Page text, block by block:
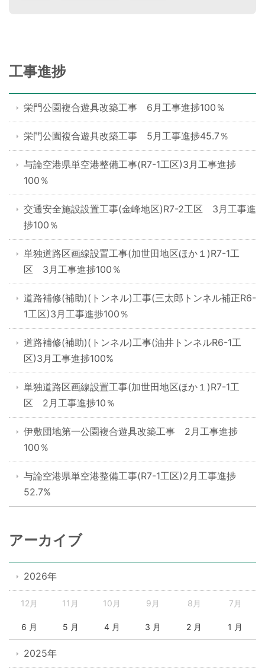
工事進捗
栄門公園複合遊具改築工事 6月工事進捗100％
栄門公園複合遊具改築工事 5月工事進捗45.7％
与論空港県単空港整備工事(R7-1工区)3月工事進捗
100％
交通安全施設設置工事(金峰地区)R7-2工区 3月工事進
捗100％
単独道路区画線設置工事(加世田地区ほか１)R7-1工
区 3月工事進捗100％
道路補修(補助)(トンネル)工事(三太郎トンネル補正R6-
1工区)3月工事進捗100％
道路補修(補助)(トンネル)工事(油井トンネルR6-1工
区)3月工事進捗100%
単独道路区画線設置工事(加世田地区ほか１)R7-1工
区 2月工事進捗10％
伊敷団地第一公園複合遊具改築工事 2月工事進捗
100％
与論空港県単空港整備工事(R7-1工区)2月工事進捗
52.7%
アーカイブ
2026年
12月 11月 10月 9月 8月 7月
6 月 5 月 4 月 3 月 2 月 1 月
2025年